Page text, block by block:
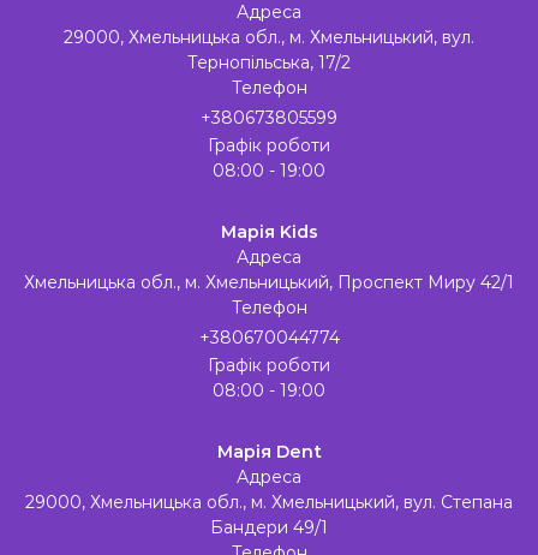
Адреса
29000, Хмельницька обл., м. Хмельницький, вул.
Тернопільська, 17/2
Телефон
+380673805599
Графік роботи
08:00 - 19:00
Марія Kids
Адреса
Хмельницька обл., м. Хмельницький, Проспект Миру 42/1
Телефон
+380670044774
Графік роботи
08:00 - 19:00
Марія Dent
Адреса
29000, Хмельницька обл., м. Хмельницький, вул. Степана
Бандери 49/1